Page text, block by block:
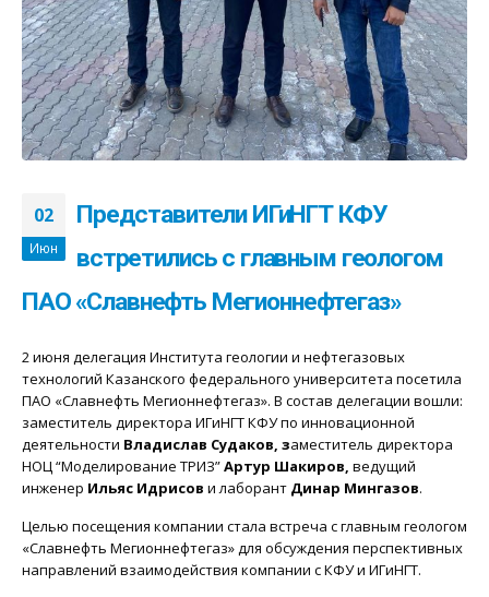
02
Июн
Представители ИГиНГТ КФУ
встретились с главным геологом
ПАО «Славнефть Мегионнефтегаз»
2 июня делегация Института геологии и нефтегазовых
технологий Казанского федерального университета посетила
ПАО «Славнефть Мегионнефтегаз». В состав делегации вошли:
заместитель директора ИГиНГТ КФУ по инновационной
деятельности Владислав Судаков, заместитель директора
НОЦ “Моделирование ТРИЗ”Артур Шакиров, ведущий
инженер Ильяс Идрисов и лаборант Динар Мингазов.
Целью посещения компании стала встреча с главным геологом
«Славнефть Мегионнефтегаз» для обсуждения перспективных
направлений взаимодействия компании с КФУ и ИГиНГТ.